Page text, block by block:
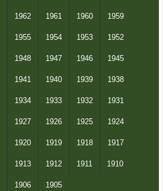
1962 1961 1960 1959
1955 1954 1953 1952
1948 1947 1946 1945
1941 1940 1939 1938
1934 1933 1932 1931
1927 1926 1925 1924
1920 1919 1918 1917
1913 1912 1911 1910
1906 1905